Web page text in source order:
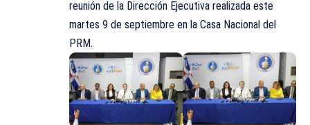
reunión de la Dirección Ejecutiva realizada este
martes 9 de septiembre en la Casa Nacional del
PRM.